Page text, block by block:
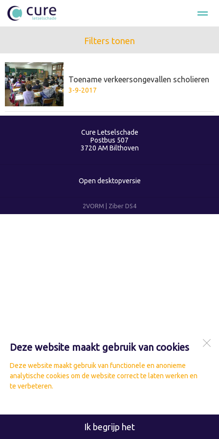
Loonschade Smartengeld
Bellen E-mail Nieuws Zoeken
Deze website maakt gebruik van cookies
Deze website maakt gebruik van functionele en anonieme
analytische cookies om de website correct te laten werken en
te verbeteren.
Ik begrijp het
Filters tonen
Toename verkeersongevallen scholieren
3-9-2017
Cure Letselschade
Postbus 507
3720 AM Bilthoven
Open desktopversie
2VORM | Ziber DS4